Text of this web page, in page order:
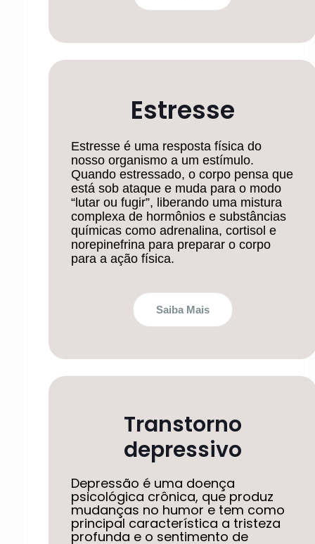
Estresse
Estresse é uma resposta física do
nosso organismo a um estímulo.
Quando estressado, o corpo pensa que
está sob ataque e muda para o modo
“lutar ou fugir”, liberando uma mistura
complexa de hormônios e substâncias
químicas como adrenalina, cortisol e
norepinefrina para preparar o corpo
para a ação física.
Saiba Mais
Transtorno
depressivo
Depressão é uma doença
psicológica crônica, que produz
mudanças no humor e tem como
principal característica a tristeza
profunda e o sentimento de